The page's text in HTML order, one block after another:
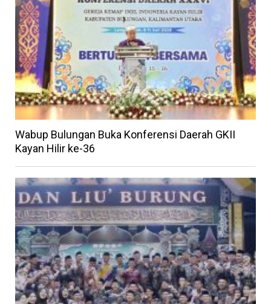
Wabup Bulungan Buka Konferensi Daerah GKII
Kayan Hilir ke-36